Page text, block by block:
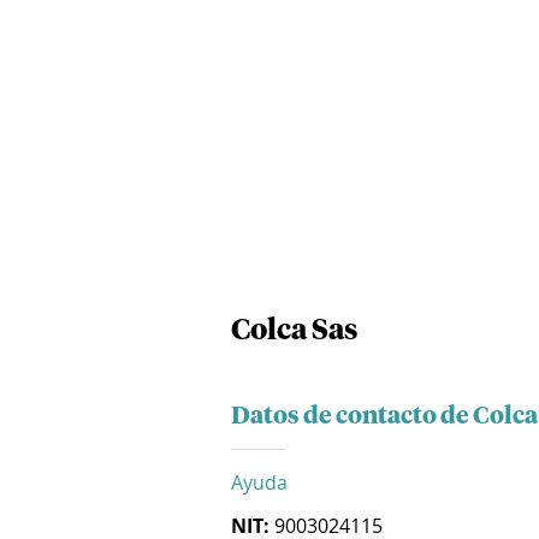
Colca Sas
Datos de contacto de Colca
Ayuda
NIT: 9003024115